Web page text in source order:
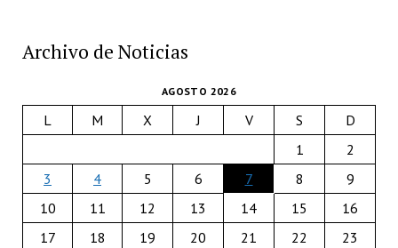
Archivo de Noticias
AGOSTO 2026
L M X J V S
D
1
2
3
4 5 6 7 8
9
10
11 12 13 14 15
16
17
18 19 20 21 22
23